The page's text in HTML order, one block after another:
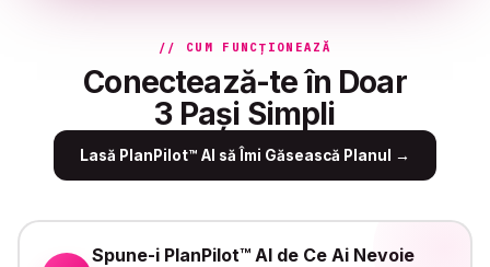
// CUM FUNCȚIONEAZĂ
Conectează-te în Doar
3 Pași Simpli
Lasă PlanPilot™ AI să Îmi Găsească Planul →
Spune-i PlanPilot™ AI de Ce Ai Nevoie